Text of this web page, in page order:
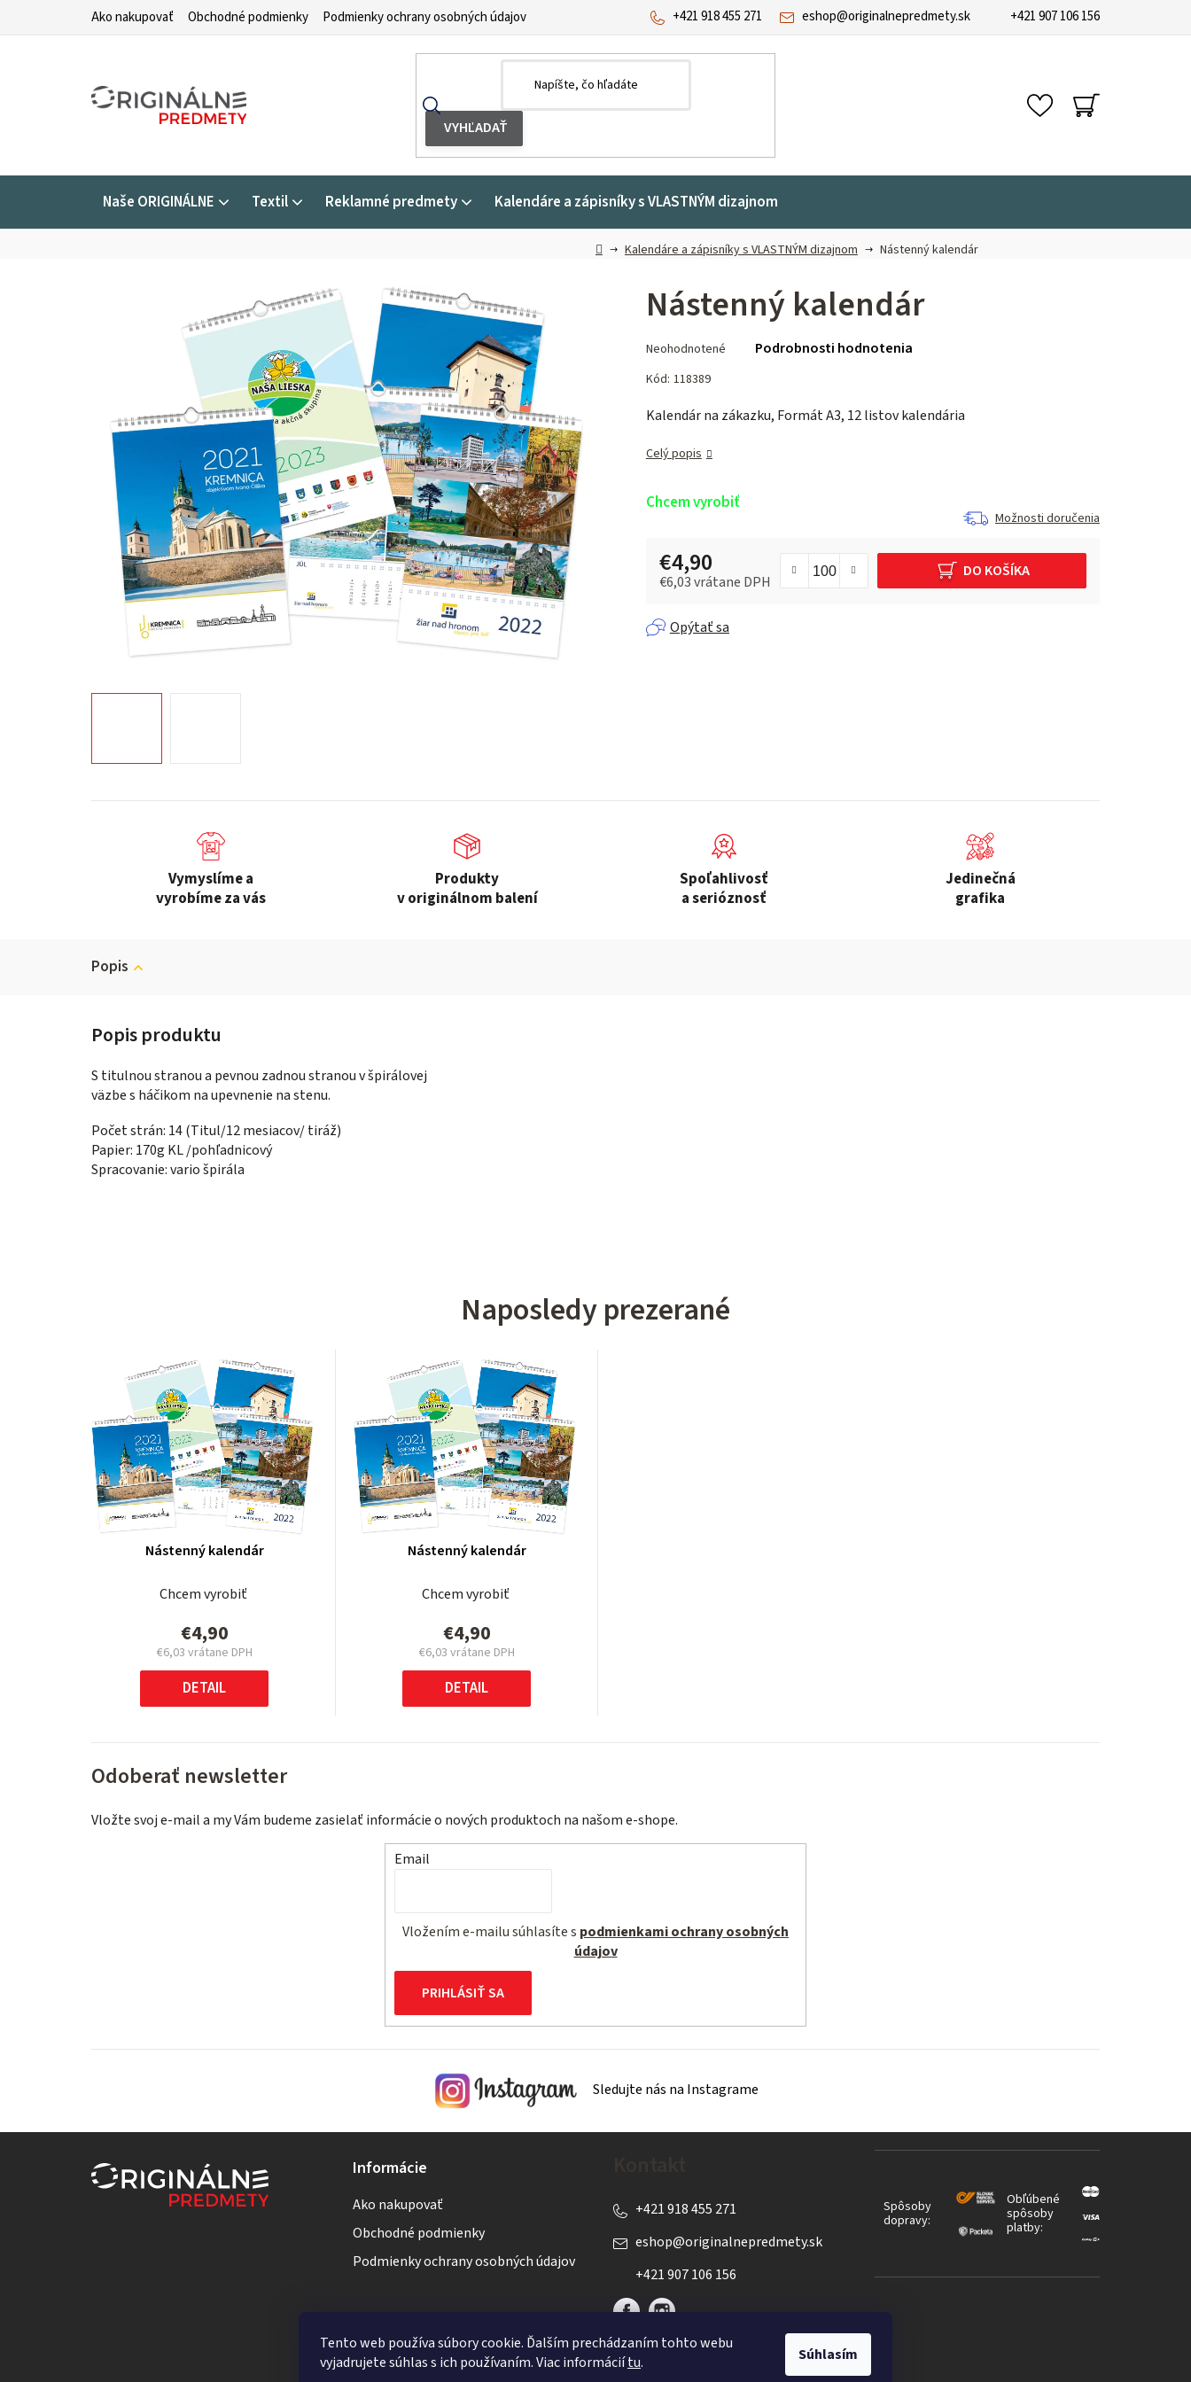
Tento web používa súbory cookie. Ďalším prechádzaním tohto webu
vyjadrujete súhlas s ich používaním. Viac informáciítu. Súhlasím
Ako nakupovať Obchodné podmienky Podmienky ochrany osobných údajov eshop@originalnepredmety.sk
+421 918 455 271 +421 907 106 156
NÁKUPNÝ
KOŠÍK
Naše ORIGINÁLNE Textil Reklamné predmety Kalendáre a zápisníky s VLASTNÝM dizajnom
DomovKalendáre a zápisníky s VLASTNÝM dizajnom Nástenný kalendár
Nástenný kalendár
hodnotenie
produktu
0,0
hviezdičiek.
Neohodnotené Podrobnosti hodnotenia
Kód: 118389
Kalendár na zákazku, Formát A3, 12 listov kalendária
Celý popis
Chcem vyrobiť
Možnosti doručenia
€4,90
€6,03 vrátane DPH
DO KOŠÍKA
Opýtať sa
Vymyslíme a
vyrobíme za vás
Produkty
v originálnom balení
Spoľahlivosť
a serióznosť
Jedinečná
grafika
Popis
S titulnou stranou a pevnou zadnou stranou v špirálovej
väzbe s háčikom na upevnenie na stenu.
Počet strán: 14 (Titul/12 mesiacov/ tiráž)
Papier: 170g KL /pohľadnicový
Spracovanie: vario špirála
Naposledy prezerané
Nástenný kalendár
Chcem vyrobiť
€4,90
€6,03 vrátane DPH
Jednotková
cena:
DETAIL
Nástenný kalendár
Chcem vyrobiť
€4,90
€6,03 vrátane DPH
Jednotková
cena:
DETAIL
Odoberať newsletter
Vložte svoj e-mail a my Vám budeme zasielať informácie o nových produktoch na našom e-shope.
Email
Vložením e-mailu súhlasíte s podmienkami ochrany osobných
údajov
PRIHLÁSIŤ SA
Sledujte nás na Instagrame
Informácie
Ako nakupovať
Obchodné podmienky
Podmienky ochrany osobných údajov
eshop@originalnepredmety.sk
+421 918 455 271
+421 907 106 156
Spôsoby
dopravy:
Obľúbené
spôsoby
platby: